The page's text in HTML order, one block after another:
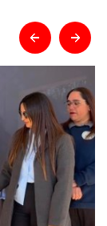
prev next